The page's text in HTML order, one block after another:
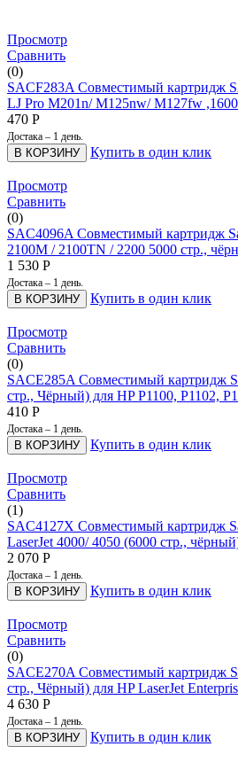
Просмотр
Сравнить
(0)
SACF283A Совместимый картридж
LJ Pro M201n/ M125nw/ M127fw
470 Р
Достака – 1 день.
В КОРЗИНУ Купить в один клик
Просмотр
Сравнить
(0)
SAC4096A Совместимый картридж
2100M / 2100TN / 2200 5000 стр.,
1 530 Р
Достака – 1 день.
В КОРЗИНУ Купить в один клик
Просмотр
Сравнить
(0)
SACE285A Совместимый картридж
стр., Чёрный) для HP P1100, P1102,
410 Р
Достака – 1 день.
В КОРЗИНУ Купить в один клик
Просмотр
Сравнить
(1)
SAC4127X Совместимый картридж
LaserJet 4000/ 4050 (6000 стр.,
2 070 Р
Достака – 1 день.
В КОРЗИНУ Купить в один клик
Просмотр
Сравнить
(0)
SACE270A Совместимый картридж
стр., Чёрный) для HP LaserJet
4 630 Р
Достака – 1 день.
В КОРЗИНУ Купить в один клик